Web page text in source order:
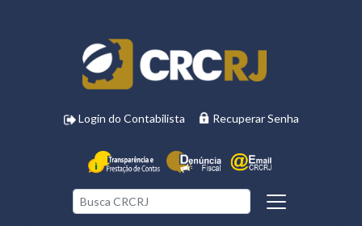
Login do Contabilista Recuperar Senha